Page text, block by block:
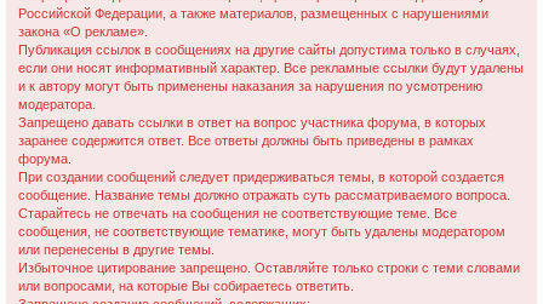
и
Российской Федерации, а также материалов, размещенных с нарушениями
закона «О рекламе».
Публикация ссылок в сообщениях на другие сайты допустима только в случаях,
если они носят информативный характер. Все рекламные ссылки будут удалены
и к автору могут быть применены наказания за нарушения по усмотрению
модератора.
Запрещено давать ссылки в ответ на вопрос участника форума, в которых
заранее содержится ответ. Все ответы должны быть приведены в рамках
форума.
При создании сообщений следует придерживаться темы, в которой создается
сообщение. Название темы должно отражать суть рассматриваемого вопроса.
Старайтесь не отвечать на сообщения не соответствующие теме. Все
сообщения, не соответствующие тематике, могут быть удалены модератором
или перенесены в другие темы.
Избыточное цитирование запрещено. Оставляйте только строки с теми словами
или вопросами, на которые Вы собираетесь ответить.